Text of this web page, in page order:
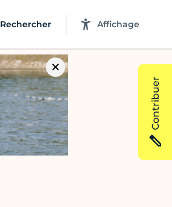
Rechercher Affichage
Contribuer